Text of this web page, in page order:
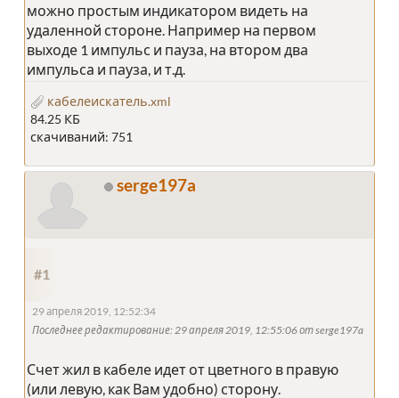
можно простым индикатором видеть на
удаленной стороне. Например на первом
выходе 1 импульс и пауза, на втором два
импульса и пауза, и т.д.
кабелеискатель.xml
84.25 КБ
скачиваний: 751
serge197a
#1
29 апреля 2019, 12:52:34
Последнее редактирование: 29 апреля 2019, 12:55:06 от serge197a
Счет жил в кабеле идет от цветного в правую
(или левую, как Вам удобно) сторону.